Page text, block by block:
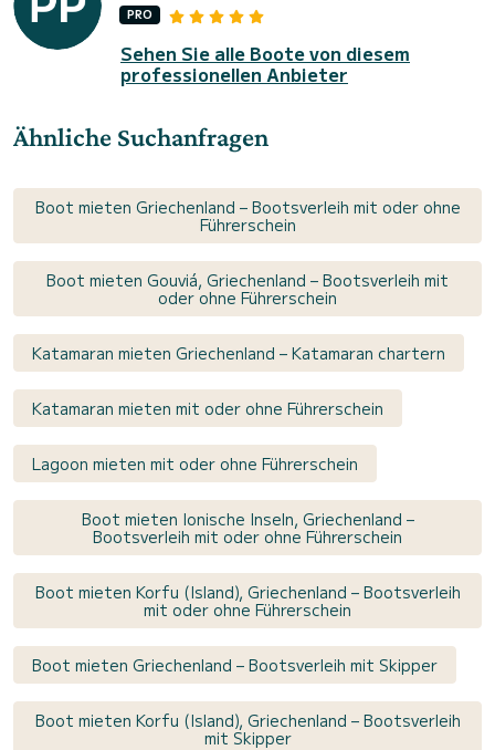
PRO
Sehen Sie alle Boote von diesem
professionellen Anbieter
Ähnliche Suchanfragen
Boot mieten Griechenland – Bootsverleih mit oder ohne
Führerschein
Boot mieten Gouviá, Griechenland – Bootsverleih mit
oder ohne Führerschein
Katamaran mieten Griechenland – Katamaran chartern
Katamaran mieten mit oder ohne Führerschein
Lagoon mieten mit oder ohne Führerschein
Boot mieten Ionische Inseln, Griechenland –
Bootsverleih mit oder ohne Führerschein
Boot mieten Korfu (Island), Griechenland – Bootsverleih
mit oder ohne Führerschein
Boot mieten Griechenland – Bootsverleih mit Skipper
Boot mieten Korfu (Island), Griechenland – Bootsverleih
mit Skipper